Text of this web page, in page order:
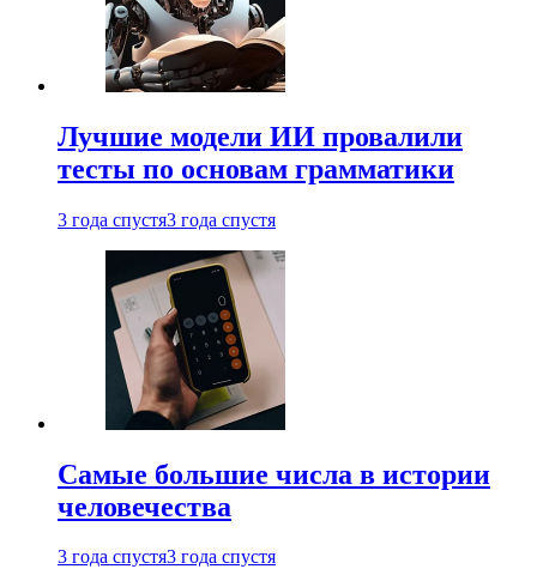
Лучшие модели ИИ провалили
тесты по основам грамматики
3 года спустя3 года спустя
Самые большие числа в истории
человечества
3 года спустя3 года спустя